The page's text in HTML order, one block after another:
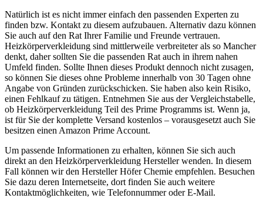
Natürlich ist es nicht immer einfach den passenden Experten zu
finden bzw. Kontakt zu diesem aufzubauen. Alternativ dazu können
Sie auch auf den Rat Ihrer Familie und Freunde vertrauen.
Heizkörperverkleidung sind mittlerweile verbreiteter als so Mancher
denkt, daher sollten Sie die passenden Rat auch in ihrem nahen
Umfeld finden. Sollte Ihnen dieses Produkt dennoch nicht zusagen,
so können Sie dieses ohne Probleme innerhalb von 30 Tagen ohne
Angabe von Gründen zurückschicken. Sie haben also kein Risiko,
einen Fehlkauf zu tätigen. Entnehmen Sie aus der Vergleichstabelle,
ob Heizkörperverkleidung Teil des Prime Programms ist. Wenn ja,
ist für Sie der komplette Versand kostenlos – vorausgesetzt auch Sie
besitzen einen Amazon Prime Account.
Um passende Informationen zu erhalten, können Sie sich auch
direkt an den Heizkörperverkleidung Hersteller wenden. In diesem
Fall können wir den Hersteller Höfer Chemie empfehlen. Besuchen
Sie dazu deren Internetseite, dort finden Sie auch weitere
Kontaktmöglichkeiten, wie Telefonnummer oder E-Mail.